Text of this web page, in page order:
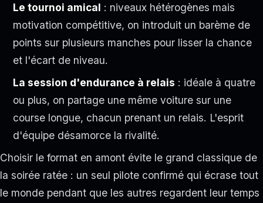
Le tournoi amical : niveaux hétérogènes mais
motivation compétitive, on introduit un barème de
points sur plusieurs manches pour lisser la chance
et l'écart de niveau.
La session d'endurance à relais : idéale à quatre
ou plus, on partage une même voiture sur une
course longue, chacun prenant un relais. L'esprit
d'équipe désamorce la rivalité.
Choisir le format en amont évite le grand classique de
la soirée ratée : un seul pilote confirmé qui écrase tout
le monde pendant que les autres regardent leur temps